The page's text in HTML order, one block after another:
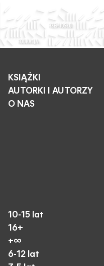
KSIĄŻKI
AUTORKI I AUTORZY
O NAS
10-15 lat
16+
+∞
6-12 lat